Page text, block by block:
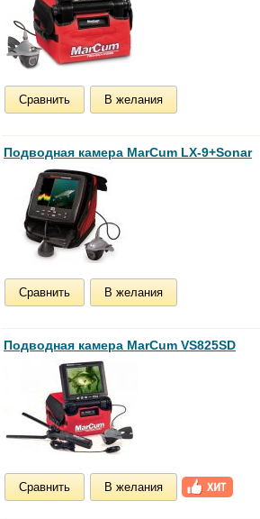
Сравнить В желания
Подводная камера MarCum LX-9+Sonar
Сравнить В желания
Подводная камера MarCum VS825SD
Сравнить В желания